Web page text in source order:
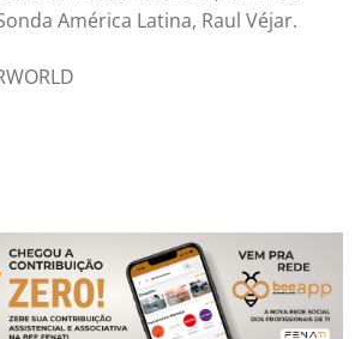
América Latina, Raul Véjar.